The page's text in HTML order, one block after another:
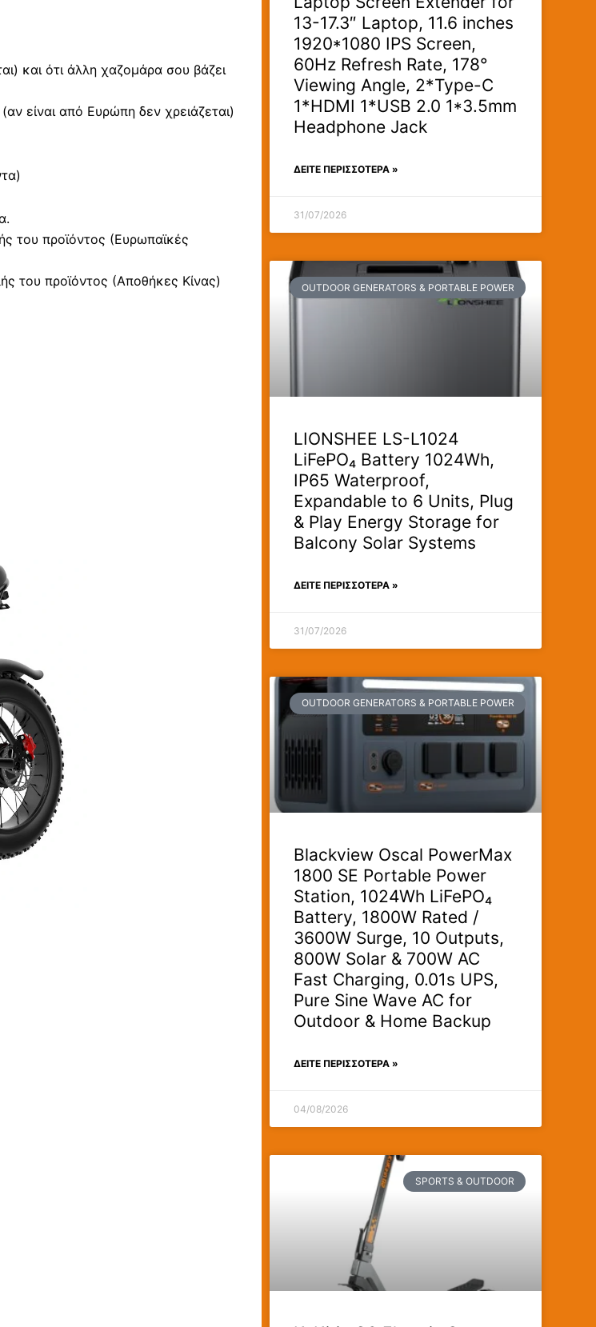
και ότι άλλη χαζομάρα σου βάζει
είναι από Ευρώπη δεν χρειάζεται)
του προϊόντος (Ευρωπαϊκές
του προϊόντος (Αποθήκες Κίνας)
13-17.3″ Laptop, 11.6 inches
1920*1080 IPS Screen,
60Hz Refresh Rate, 178°
Viewing Angle, 2*Type-C
1*HDMI 1*USB 2.0 1*3.5mm
Headphone Jack
ΔΕΊΤΕ ΠΕΡΙΣΣΟΤΕΡΑ »
31/07/2026
OUTDOOR GENERATORS & PORTABLE POWER
LIONSHEE LS-L1024
LiFePO₄ Battery 1024Wh,
IP65 Waterproof,
Expandable to 6 Units, Plug
& Play Energy Storage for
Balcony Solar Systems
ΔΕΊΤΕ ΠΕΡΙΣΣΟΤΕΡΑ »
31/07/2026
OUTDOOR GENERATORS & PORTABLE POWER
Blackview Oscal PowerMax
1800 SE Portable Power
Station, 1024Wh LiFePO₄
Battery, 1800W Rated /
3600W Surge, 10 Outputs,
800W Solar & 700W AC
Fast Charging, 0.01s UPS,
Pure Sine Wave AC for
Outdoor & Home Backup
ΔΕΊΤΕ ΠΕΡΙΣΣΟΤΕΡΑ »
04/08/2026
SPORTS & OUTDOOR